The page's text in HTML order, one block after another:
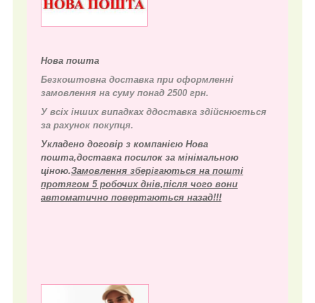
Нова пошта
Безкоштовна доставка при оформленні
замовлення на суму понад 2500 грн.
У всіх інших випадках ддоставка здійснюється
за рахунок покупця.
Укладено договір з компанією Нова
пошта,доставка посилок за мінімальною
ціною.Замовлення зберігаються на пошті
протягом 5 робочих днів,після чого вони
автоматично повертаються назад!!!